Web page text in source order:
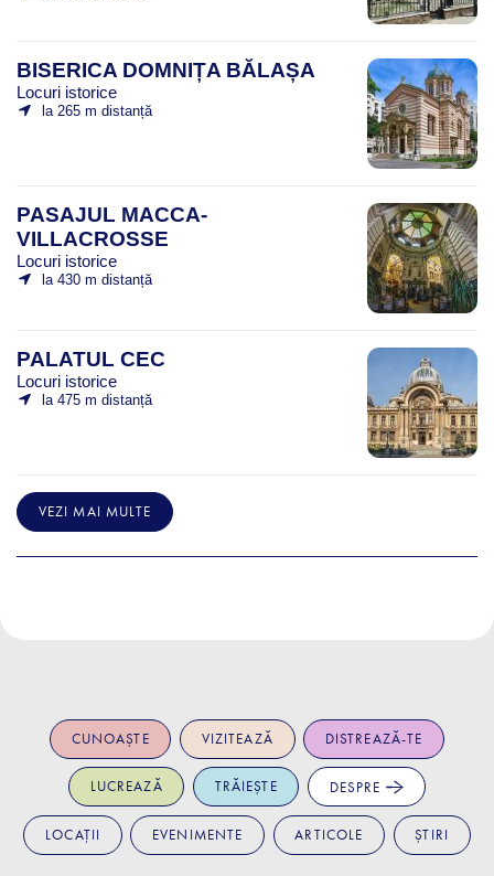
BISERICA DOMNIȚA BĂLAȘA
Locuri istorice
la 265 m distanță
PASAJUL MACCA-
VILLACROSSE
Locuri istorice
la 430 m distanță
PALATUL CEC
Locuri istorice
la 475 m distanță
VEZI MAI MULTE
CUNOAȘTE VIZITEAZĂ DISTREAZĂ-TE
LUCREAZĂ TRĂIEȘTE DESPRE
LOCAȚII EVENIMENTE ARTICOLE ȘTIRI